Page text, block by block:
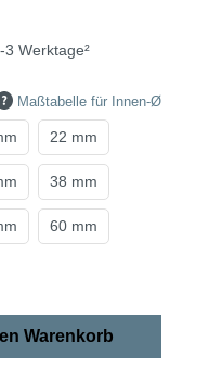
Werktage²
Maßtabelle für Innen-Ø
22 mm
38 mm
60 mm
Warenkorb